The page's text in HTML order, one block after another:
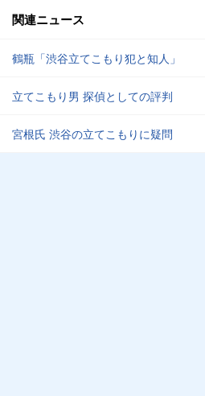
関連ニュース
鶴瓶「渋谷立てこもり犯と知人」
立てこもり男 探偵としての評判
宮根氏 渋谷の立てこもりに疑問